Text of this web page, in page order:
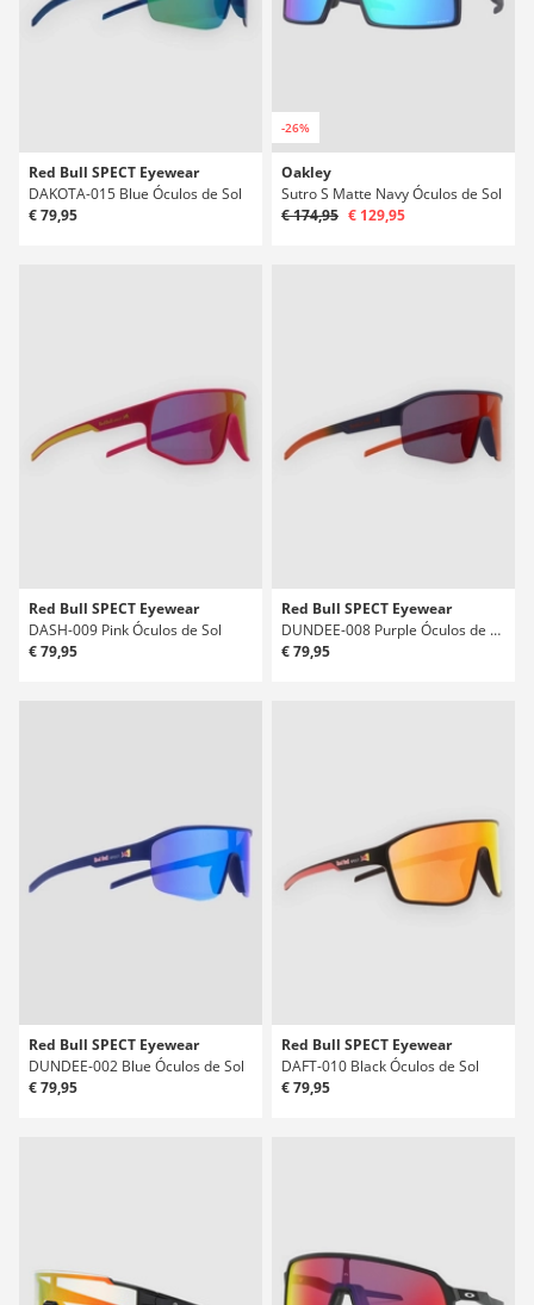
Red Bull SPECT Eyewear
DAKOTA-015 Blue Óculos de Sol
€ 79,95
-26%
Oakley
Sutro S Matte Navy Óculos de Sol
€ 174,95 € 129,95
Red Bull SPECT Eyewear
DASH-009 Pink Óculos de Sol
€ 79,95
Red Bull SPECT Eyewear
DUNDEE-008 Purple Óculos de Sol
€ 79,95
Red Bull SPECT Eyewear
DUNDEE-002 Blue Óculos de Sol
€ 79,95
Red Bull SPECT Eyewear
DAFT-010 Black Óculos de Sol
€ 79,95